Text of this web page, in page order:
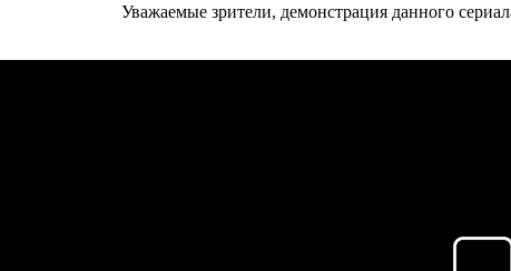
Ува­жае­мые зри­те­ли, де­мон­ст­ра­ция дан­но­го